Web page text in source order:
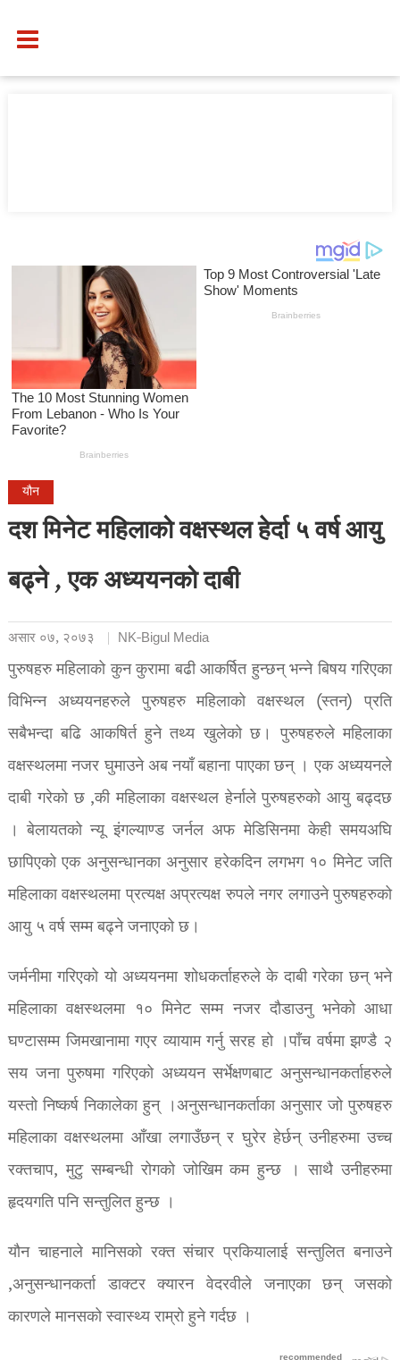
यौन
दश मिनेट महिलाको वक्षस्थल हेर्दा ५ वर्ष आयु
बढ्ने , एक अध्ययनको दाबी
असार ०७, २०७३ NK-Bigul Media
पुरुषहरु महिलाको कुन कुरामा बढी आकर्षित हुन्छन् भन्ने बिषय गरिएका
विभिन्न अध्ययनहरुले पुरुषहरु महिलाको वक्षस्थल (स्तन) प्रति
सबैभन्दा बढि आकषिर्त हुने तथ्य खुलेको छ। पुरुषहरुले महिलाका
वक्षस्थलमा नजर घुमाउने अब नयाँ बहाना पाएका छन् । एक अध्ययनले
दाबी गरेको छ ,की महिलाका वक्षस्थल हेर्नाले पुरुषहरुको आयु बढ्दछ
। बेलायतको न्यू इंगल्याण्ड जर्नल अफ मेडिसिनमा केही समयअघि
छापिएको एक अनुसन्धानका अनुसार हरेकदिन लगभग १० मिनेट जति
महिलाका वक्षस्थलमा प्रत्यक्ष अप्रत्यक्ष रुपले नगर लगाउने पुरुषहरुको
आयु ५ वर्ष सम्म बढ्ने जनाएको छ।
जर्मनीमा गरिएको यो अध्ययनमा शोधकर्ताहरुले के दाबी गरेका छन् भने
महिलाका वक्षस्थलमा १० मिनेट सम्म नजर दौडाउनु भनेको आधा
घण्टासम्म जिमखानामा गएर व्यायाम गर्नु सरह हो ।पाँच वर्षमा झण्डै २
सय जना पुरुषमा गरिएको अध्ययन सर्भेक्षणबाट अनुसन्धानकर्ताहरुले
यस्तो निष्कर्ष निकालेका हुन् ।अनुसन्धानकर्ताका अनुसार जो पुरुषहरु
महिलाका वक्षस्थलमा आँखा लगाउँछन् र घुरेर हेर्छन् उनीहरुमा उच्च
रक्तचाप, मुटु सम्बन्धी रोगको जोखिम कम हुन्छ । साथै उनीहरुमा
हृदयगति पनि सन्तुलित हुन्छ ।
यौन चाहनाले मानिसको रक्त संचार प्रकियालाई सन्तुलित बनाउने
,अनुसन्धानकर्ता डाक्टर क्यारन वेदरवीले जनाएका छन् जसको
कारणले मानसको स्वास्थ्य राम्रो हुने गर्दछ ।